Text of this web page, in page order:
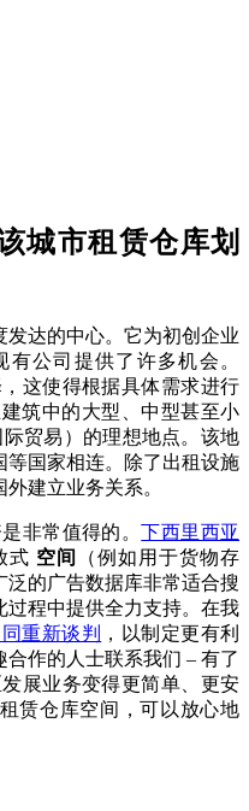
城市租赁仓库划
达的中心。它为初创企业
公司提供了许多机会。
这使得根据具体需求进行
筑中的大型、中型甚至小
贸易）的理想地点。该地
等国家相连。除了出租设施
建立业务关系。
非常值得的。下西里西亚
式 空间
（例如用于货物存
的广告数据库非常适合搜
程中提供全力支持。在我
重新谈判
，以制定更有利
作的人士联系我们 – 有了
展业务变得更简单、更安
赁仓库空间，可以放心地